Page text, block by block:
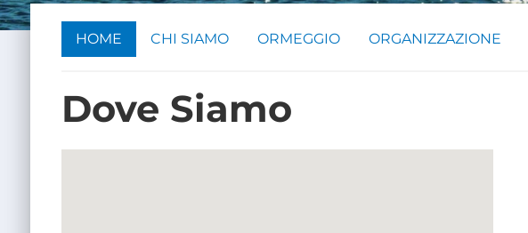
HOME CHI SIAMO ORMEGGIO ORGANIZZAZIONE
Dove Siamo